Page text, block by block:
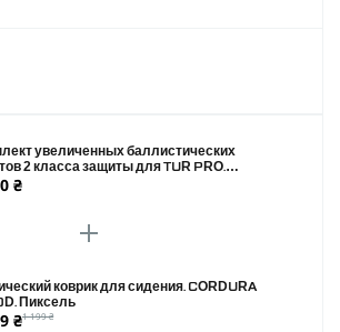
увеличенных баллистических
2 класса защиты для TUR PRO.
190 х 340 мм
₴
коврик для сидения. CORDURA
Пиксель
₴1 199 ₴